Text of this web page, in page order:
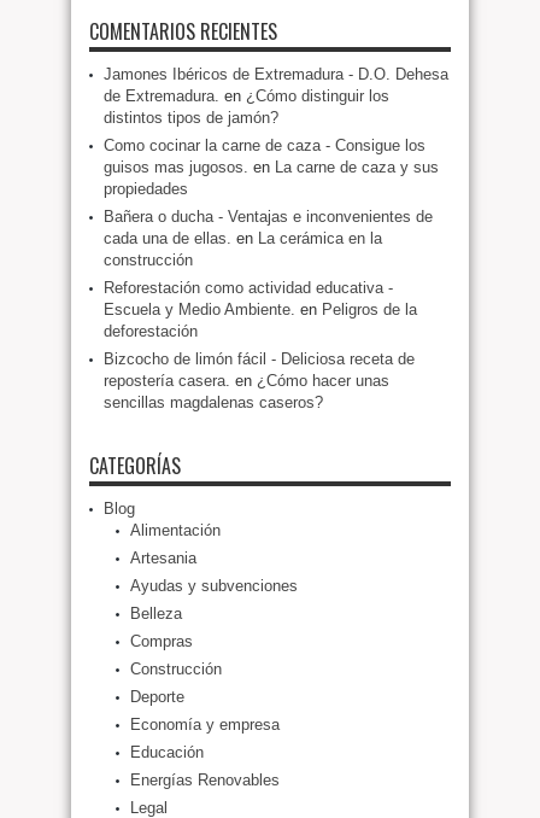
COMENTARIOS RECIENTES
Jamones Ibéricos de Extremadura - D.O. Dehesa
de Extremadura. en ¿Cómo distinguir los
distintos tipos de jamón?
Como cocinar la carne de caza - Consigue los
guisos mas jugosos. en La carne de caza y sus
propiedades
Bañera o ducha - Ventajas e inconvenientes de
cada una de ellas. en La cerámica en la
construcción
Reforestación como actividad educativa -
Escuela y Medio Ambiente. en Peligros de la
deforestación
Bizcocho de limón fácil - Deliciosa receta de
repostería casera. en ¿Cómo hacer unas
sencillas magdalenas caseros?
CATEGORÍAS
Blog
Alimentación
Artesania
Ayudas y subvenciones
Belleza
Compras
Construcción
Deporte
Economía y empresa
Educación
Energías Renovables
Legal